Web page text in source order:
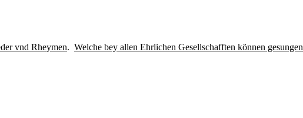
vnd Rheymen. Welche bey allen Ehrlichen Gesellschafften können gesungen